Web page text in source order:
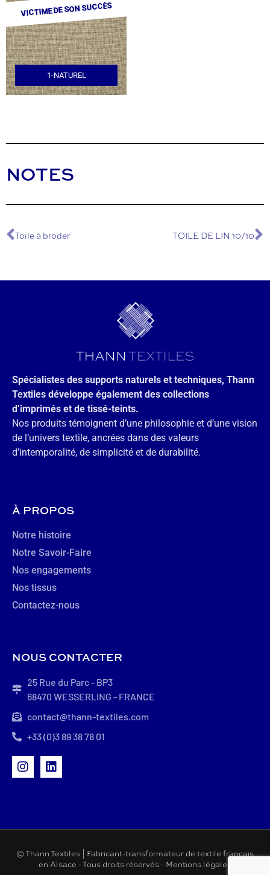
VICTIME DE SON SUCCÈS
1-NATUREL
NOTES
Toile à broder TOILE DE LIN 10/10
Spécialistes des supports naturels et techniques, Thann
Textiles développe également des collections
d’imprimés et de tissé-teints.
Nos produits témoignent d’une philosophie et d’une vision
de l’univers textile, ancrées dans des valeurs
d’intemporalité, de simplicité et de durabilité.
À PROPOS
Notre histoire
Notre Savoir-Faire
Nos engagements
Nos tissus
Contactez-nous
NOUS CONTACTER
25 Rue du Parc - BP3
68470 WESSERLING - FRANCE
contact@thann-textiles.com
+33 (0)3 89 38 78 01
© Thann Textiles | Fabricant-transformateur de textile français
en Alsace - Tous droits réservés - Mentions légales